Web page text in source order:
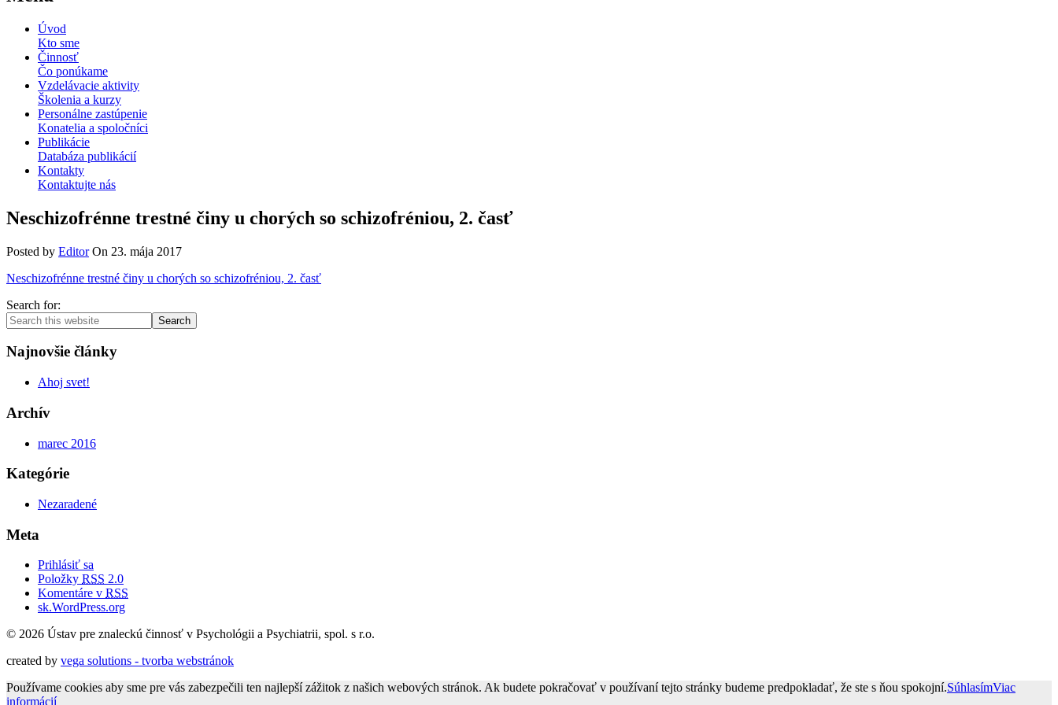
Úvod
Kto sme
Činnosť
Čo ponúkame
Vzdelávacie aktivity
Školenia a kurzy
Personálne zastúpenie
Konatelia a spoločníci
Publikácie
Databáza publikácií
Kontakty
Kontaktujte nás
Neschizofrénne trestné činy u chorých so schizofréniou, 2. časť
Posted by Editor On 23. mája 2017
Neschizofrénne trestné činy u chorých so schizofréniou, 2. časť
Search for:
Search
Najnovšie články
Ahoj svet!
Archív
marec 2016
Kategórie
Nezaradené
Meta
Prihlásiť sa
Položky RSS 2.0
Komentáre v RSS
sk.WordPress.org
© 2026 Ústav pre znaleckú činnosť v Psychológii a Psychiatrii, spol. s r.o.
created by vega solutions - tvorba webstránok
Používame cookies aby sme pre vás zabezpečili ten najlepší zážitok z našich webových stránok. Ak budete pokračovať v používaní tejto stránky budeme predpokladať, že ste s ňou spokojní.SúhlasímViac
informácií